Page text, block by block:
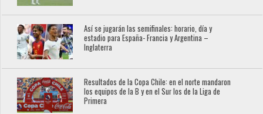
Así se jugarán las semifinales: horario, día y
estadio para España- Francia y Argentina –
Inglaterra
Resultados de la Copa Chile: en el norte mandaron
los equipos de la B y en el Sur los de la Liga de
Primera